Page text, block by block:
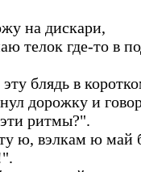
на дискари,
телок где-то в
блядь в
дорожку и
ритмы?".
ю, вэлкам ю май